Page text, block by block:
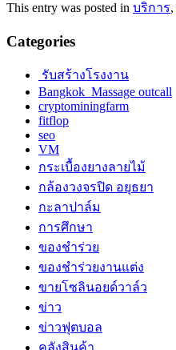
This entry was posted in บริการ,
Categories
รับสร้างโรงงาน
Bangkok Massage outcall
cryptominingfarm
fitflop
seo
VM
กระเบื้องยางลายไม้
กล้องวงจรปิด อยุธยา
กะลาปาล์ม
การศึกษา
ของชำร่วย
ของชำร่วยงานแต่ง
ขายโซลินอยด์วาล์ว
ข่าว
ข่าวฟุตบอล